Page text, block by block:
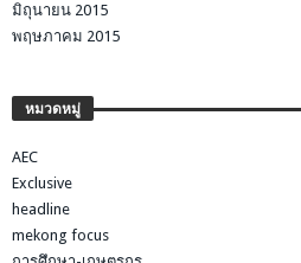
มิถุนายน 2015
พฤษภาคม 2015
หมวดหมู่
AEC
Exclusive
headline
mekong focus